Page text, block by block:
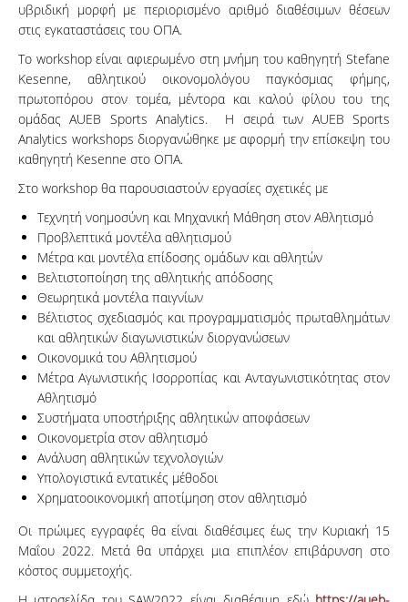
υβριδική μορφή με περιορισμένο αριθμό διαθέσιμων θέσεων
στις εγκαταστάσεις του ΟΠΑ.
Το workshop είναι αφιερωμένο στη μνήμη του καθηγητή Stefane
Kesenne, αθλητικού οικονομολόγου παγκόσμιας φήμης,
πρωτοπόρου στον τομέα, μέντορα και καλού φίλου του της
ομάδας AUEB Sports Analytics. Η σειρά των AUEB Sports
Analytics workshops διοργανώθηκε με αφορμή την επίσκεψη του
καθηγητή Kesenne στο ΟΠΑ.
Στο workshop θα παρουσιαστούν εργασίες σχετικές με
Τεχνητή νοημοσύνη και Μηχανική Μάθηση στον Αθλητισμό
Προβλεπτικά μοντέλα αθλητισμού
Μέτρα και μοντέλα επίδοσης ομάδων και αθλητών
Βελτιστοποίηση της αθλητικής απόδοσης
Θεωρητικά μοντέλα παιγνίων
Βέλτιστος σχεδιασμός και προγραμματισμός πρωταθλημάτων
και αθλητικών διαγωνιστικών διοργανώσεων
Οικονομικά του Αθλητισμού
Μέτρα Αγωνιστικής Ισορροπίας και Ανταγωνιστικότητας στον
Αθλητισμό
Συστήματα υποστήριξης αθλητικών αποφάσεων
Οικονομετρία στον αθλητισμό
Ανάλυση αθλητικών τεχνολογιών
Υπολογιστικά εντατικές μέθοδοι
Χρηματοοικονομική αποτίμηση στον αθλητισμό
Οι πρώιμες εγγραφές θα είναι διαθέσιμες έως την Κυριακή 15
Μαΐου 2022. Μετά θα υπάρχει μια επιπλέον επιβάρυνση στο
κόστος συμμετοχής.